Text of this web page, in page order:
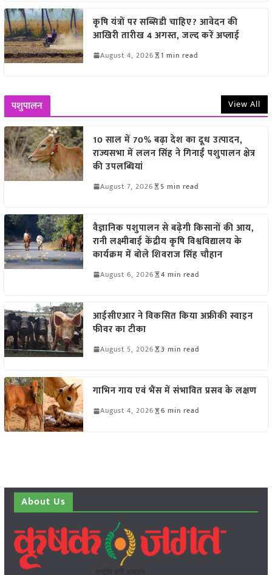
कृषि यंत्रों पर सब्सिडी चाहिए? आवेदन की
आखिरी तारीख 4 अगस्त, जल्द करें अप्लाई
August 4, 2026 1 min read
पशुपालन View All
10 साल में 70% बढ़ा देश का दूध उत्पादन,
राज्यसभा में ललन सिंह ने गिनाईं पशुपालन क्षेत्र
की उपलब्धियां
August 7, 2026 5 min read
वैज्ञानिक पशुपालन से बढ़ेगी किसानों की आय,
रानी लक्ष्मीबाई केंद्रीय कृषि विश्वविद्यालय के
कार्यक्रम में बोले शिवराज सिंह चौहान
August 6, 2026 4 min read
आईसीएआर ने विकसित किया अफ्रीकी स्वाइन
फीवर का टीका
August 5, 2026 3 min read
गाभिन गाय एवं भैंस में संभावित प्रसव के लक्षण
August 4, 2026 6 min read
About Us